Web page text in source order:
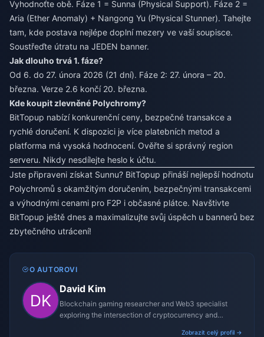
Vyhodnoťte obě. Fáze 1 = Sunna (Physical Support). Fáze 2 =
Aria (Ether Anomaly) + Nangong Yu (Physical Stunner). Tahejte
tam, kde postava nejlépe doplní mezery ve vaší soupisce.
Soustřeďte útratu na JEDEN banner.
Jak dlouho trvá 1. fáze?
Od 6. do 27. února 2026 (21 dní). Fáze 2: 27. února – 20.
března. Verze 2.6 končí 20. března.
Kde koupit zlevněné Polychromy?
BitTopup nabízí konkurenční ceny, bezpečné transakce a
rychlé doručení. K dispozici je více platebních metod a
platforma má vysoká hodnocení. Ověřte si správný region
serveru. Nikdy nesdílejte heslo k účtu.
Jste připraveni získat Sunnu? BitTopup přináší nejlepší hodnotu
Polychromů s okamžitým doručením, bezpečnými transakcemi
a výhodnými cenami pro F2P i občasné plátce. Navštivte
BitTopup ještě dnes a maximalizujte svůj úspěch u bannerů bez
zbytečného utrácení!
O AUTOROVI
David Kim
Blockchain gaming researcher and Web3 specialist
exploring the intersection of cryptocurrency and
Zobrazit celý profil →